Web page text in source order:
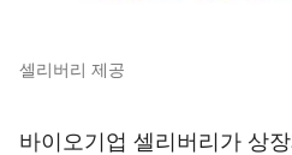
셀리버리 제공
바이오기업 셀리버리가 상